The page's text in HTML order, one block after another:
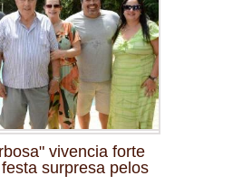
vivencia forte
surpresa pelos